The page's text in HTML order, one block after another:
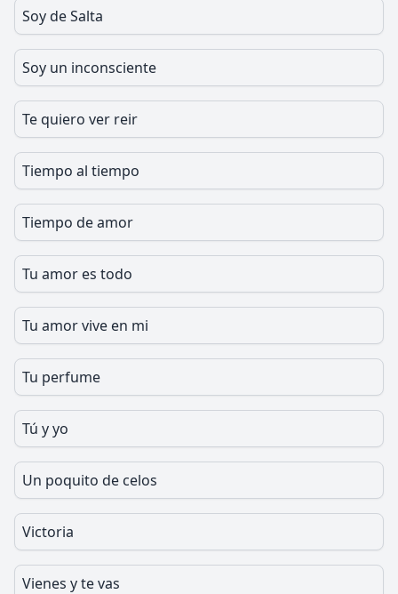
Soy de Salta
Soy un inconsciente
Te quiero ver reir
Tiempo al tiempo
Tiempo de amor
Tu amor es todo
Tu amor vive en mi
Tu perfume
Tú y yo
Un poquito de celos
Victoria
Vienes y te vas